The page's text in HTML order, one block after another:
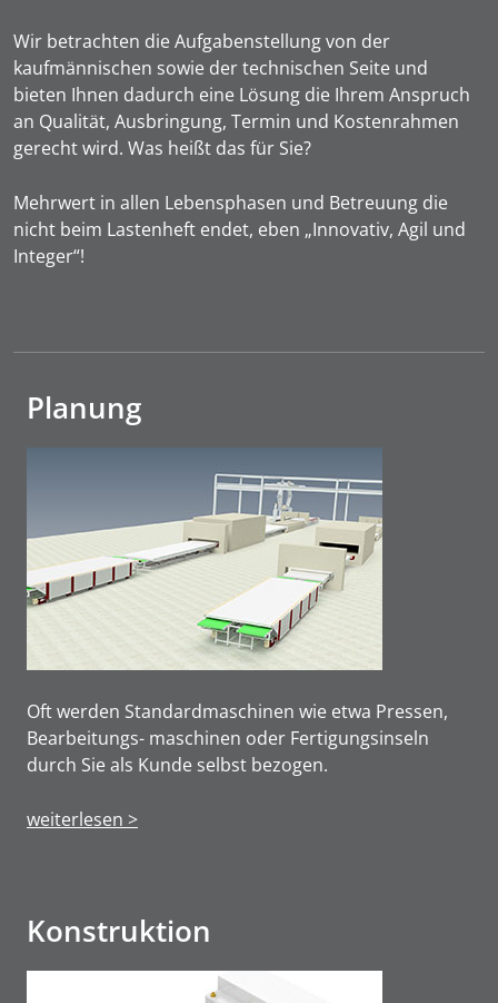
Wir betrachten die Aufgabenstellung von der
kaufmännischen sowie der technischen Seite und
bieten Ihnen dadurch eine Lösung die Ihrem Anspruch
an Qualität, Ausbringung, Termin und Kostenrahmen
gerecht wird. Was heißt das für Sie?
Mehrwert in allen Lebensphasen und Betreuung die
nicht beim Lastenheft endet, eben „Innovativ, Agil und
Integer“!
Planung
Oft werden Standardmaschinen wie etwa Pressen,
Bearbeitungs- maschinen oder Fertigungsinseln
durch Sie als Kunde selbst bezogen.
weiterlesen >
Konstruktion